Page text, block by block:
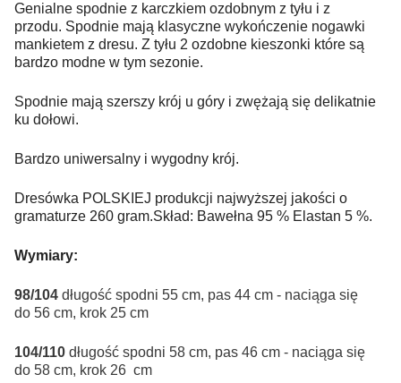
Genialne spodnie z karczkiem ozdobnym z tyłu i z
przodu. Spodnie mają klasyczne wykończenie nogawki
mankietem z dresu. Z tyłu 2 ozdobne kieszonki które są
bardzo modne w tym sezonie.
Spodnie mają szerszy krój u góry i zwężają się delikatnie
ku dołowi.
Bardzo uniwersalny i wygodny krój.
Dresówka POLSKIEJ produkcji najwyższej jakości o
gramaturze 260 gram.Skład: Bawełna 95 % Elastan 5 %.
Wymiary:
98/104 długość spodni 55 cm, pas 44 cm - naciąga się
do 56 cm, krok 25 cm
104/110 długość spodni 58 cm, pas 46 cm - naciąga się
do 58 cm, krok 26 cm